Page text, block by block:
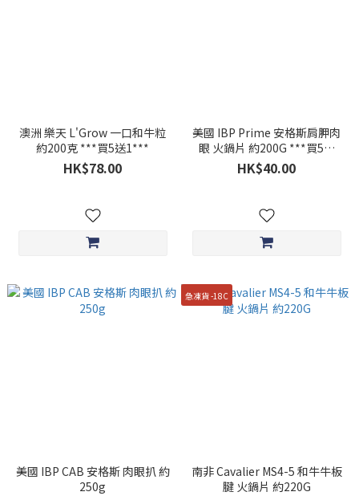
澳洲 樂天 L'Grow 一口和牛粒
約200克 ***買5送1***
HK$78.00
美國 IBP Prime 安格斯肩胛肉
眼 火鍋片 約200G ***買5送
1***
HK$40.00
美國 IBP CAB 安格斯 肉眼扒 約
250g
急凍貨 -18C
南非 Cavalier MS4-5 和牛牛板
腱 火鍋片 約220G